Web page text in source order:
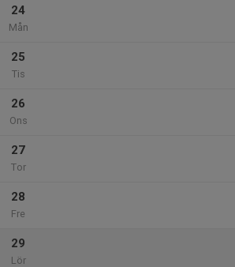
24
Mån
25
Tis
26
Ons
27
Tor
28
Fre
29
Lör